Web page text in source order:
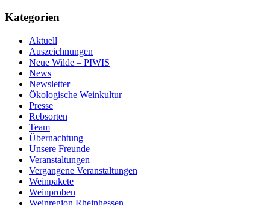
Kategorien
Aktuell
Auszeichnungen
Neue Wilde – PIWIS
News
Newsletter
Ökologische Weinkultur
Presse
Rebsorten
Team
Übernachtung
Unsere Freunde
Veranstaltungen
Vergangene Veranstaltungen
Weinpakete
Weinproben
Weinregion Rheinhessen